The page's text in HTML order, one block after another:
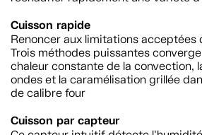
Cuisson rapide
Renoncer aux limitations acceptées
Trois méthodes puissantes
chaleur constante de la convection,
ondes et la caramélisation grillée
de calibre four
Cuisson par capteur